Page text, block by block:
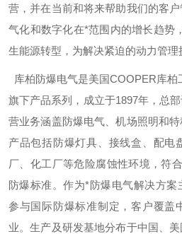
营，并在当前和将来帮助我们的客
气化和数字化在*范围内的增长趋势
生能源转型，为解决紧迫的动力管理
库柏防爆电气是美国COOPER库柏
旗下产品系列，成立于1897年，总
营业务涵盖防爆电气、机场照明和
产品包括防爆灯具、接线盒、配电
厂、化工厂等危险腐蚀性环境，符
防爆标准。作为*防爆电气解决方
参与国际防爆标准制定，客户覆盖
业。生产及研发基地分布于中国、